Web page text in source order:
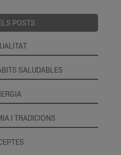
POSTS
SALUDABLES
I TRADICIONS